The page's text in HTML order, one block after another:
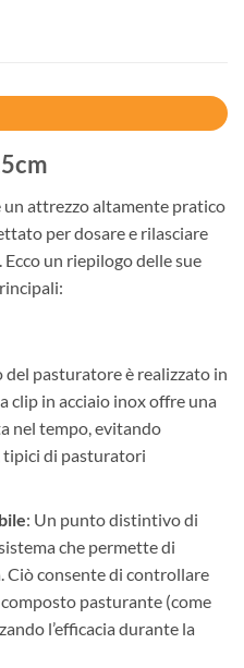
un attrezzo altamente pratico
per dosare e rilasciare
Ecco un riepilogo delle sue
del pasturatore è realizzato in
clip in acciaio inox offre una
nel tempo, evitando
di pasturatori
: Un punto distintivo di
che permette di
Ciò consente di controllare
pasturante (come
l’efficacia durante la